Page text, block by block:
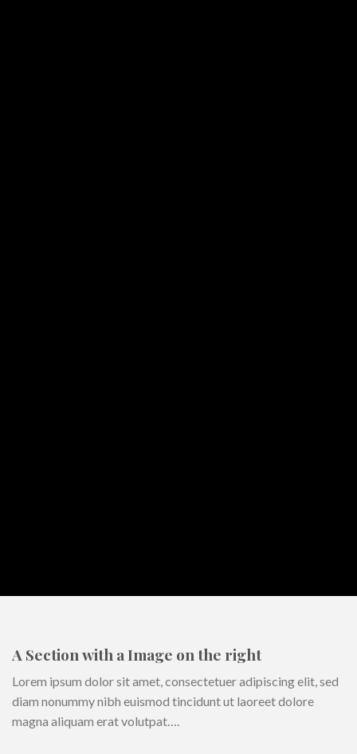
A Section with a Image on the right
Lorem ipsum dolor sit amet, consectetuer adipiscing elit, sed
diam nonummy nibh euismod tincidunt ut laoreet dolore
magna aliquam erat volutpat….